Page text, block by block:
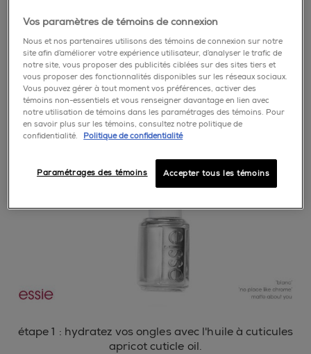
étape 1 : hydratez vos ongles avec l'huile à cuticules
apricot cuticle oil.
Vos paramètres de témoins de connexion
Nous et nos partenaires utilisons des témoins de connexion sur notre
site afin d’améliorer votre expérience utilisateur, d’analyser le trafic de
notre site, vous proposer des publicités ciblées sur des sites tiers et
vous proposer des fonctionnalités disponibles sur les réseaux sociaux.
Vous pouvez gérer à tout moment vos préférences, activer des
témoins non-essentiels et vous renseigner davantage en lien avec
notre utilisation de témoins dans les paramétrages des témoins. Pour
en savoir plus sur les témoins, consultez notre politique de
confidentialité.
Politique de confidentialité
Accepter tous les témoins
Paramétrages des témoins